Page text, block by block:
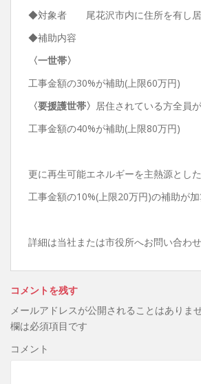
◆対象者 尾花沢市内に住所を有し居
◆補助内容
〈一世帯〉
工事金額の30%が補助(上限60万円)
〈要援護世帯〉 居住されている方全員
工事金額の40%が補助(上限80万円)
更に再生可能エネルギーを主熱源とした
工事金額の10%(上限20万円)の補助が加
詳細は当社または市役所へお問い合わせ
コメントを残す
メールアドレスが公開されることはありませ
欄は必須項目です
コメント